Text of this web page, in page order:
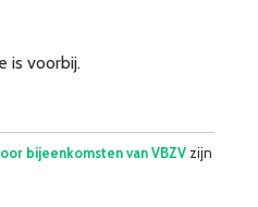
is voorbij.
bijeenkomsten van VBZV zijn